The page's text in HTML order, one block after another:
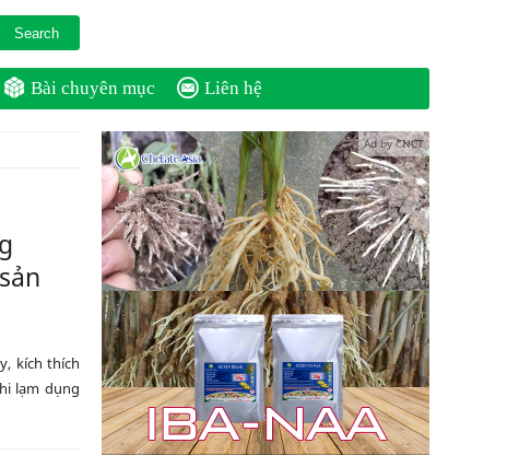
Bài chuyên mục Liên hệ
kích thích
lạm dụng
Ad by CNCT